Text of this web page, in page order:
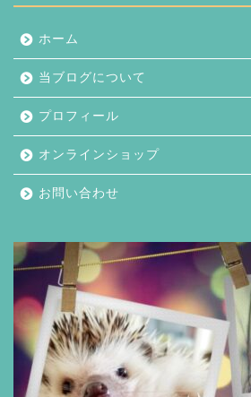
ホーム
当ブログについて
プロフィール
オンラインショップ
お問い合わせ